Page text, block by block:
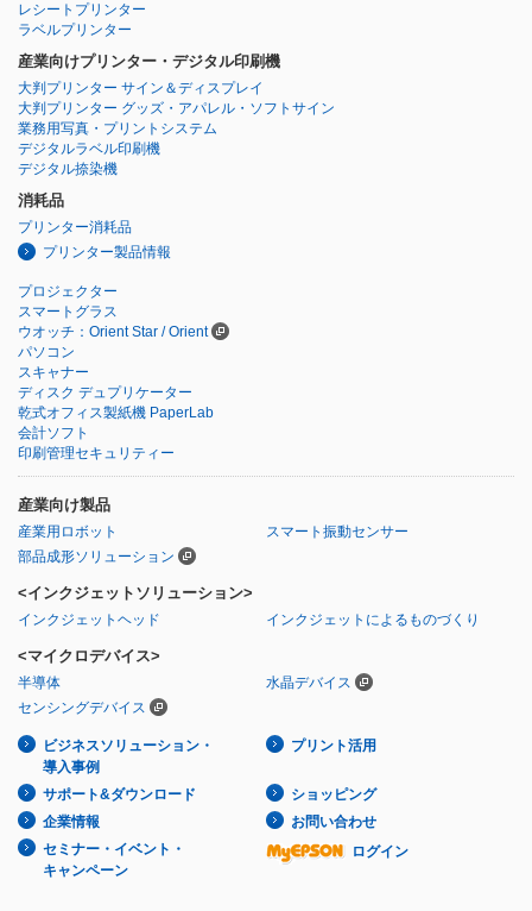
レシートプリンター
ラベルプリンター
産業向けプリンター・デジタル印刷機
大判プリンター サイン＆ディスプレイ
大判プリンター グッズ・アパレル・ソフトサイン
業務用写真・プリントシステム
デジタルラベル印刷機
デジタル捺染機
消耗品
プリンター消耗品
プリンター製品情報
プロジェクター
スマートグラス
ウオッチ：Orient Star / Orient
パソコン
スキャナー
ディスク デュプリケーター
乾式オフィス製紙機 PaperLab
会計ソフト
印刷管理セキュリティー
産業向け製品
産業用ロボット
スマート振動センサー
部品成形ソリューション
<インクジェットソリューション>
インクジェットヘッド インクジェットによるものづくり
<マイクロデバイス>
半導体
水晶デバイス
センシングデバイス
ビジネスソリューション・
導入事例
プリント活用
サポート&ダウンロード
ショッピング
企業情報
お問い合わせ
セミナー・イベント・
キャンペーン
ログイン